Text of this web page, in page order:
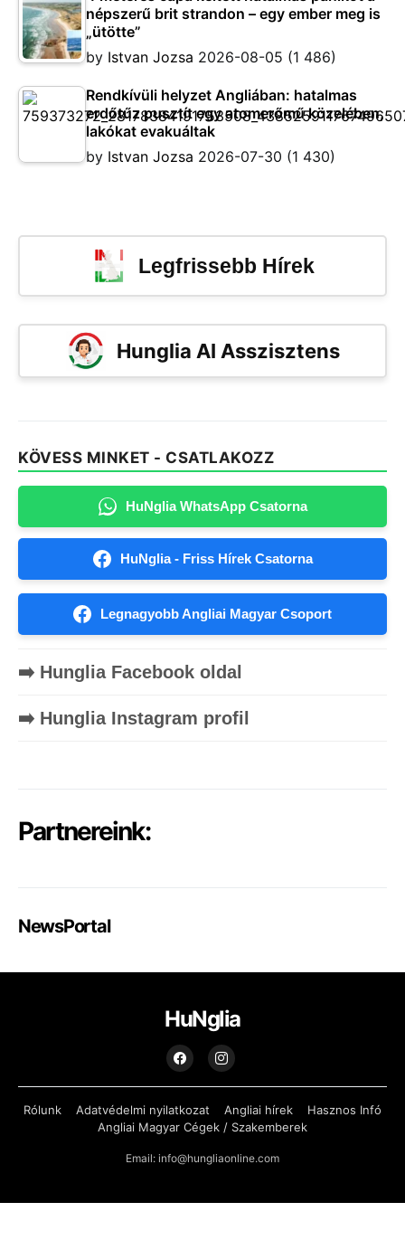
népszerű brit strandon – egy ember meg is
„ütötte”
by Istvan Jozsa 2026-08-05 (1 486)
Rendkívüli helyzet Angliában: hatalmas
erdőtűz pusztít egy atomerőmű közelében,
lakókat evakuáltak
by Istvan Jozsa 2026-07-30 (1 430)
Legfrissebb Hírek
Hunglia AI Asszisztens
KÖVESS MINKET - CSATLAKOZZ
HuNglia WhatsApp Csatorna
HuNglia - Friss Hírek Csatorna
Legnagyobb Angliai Magyar Csoport
➡️ Hunglia Facebook oldal
➡️ Hunglia Instagram profil
Partnereink:
NewsPortal
HuNglia
Rólunk Adatvédelmi nyilatkozat Angliai hírek
Hasznos Infó
Angliai Magyar Cégek / Szakemberek
Email: info@hungliaonline.com